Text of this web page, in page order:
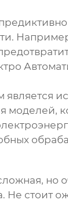
моделей,
но
стоит